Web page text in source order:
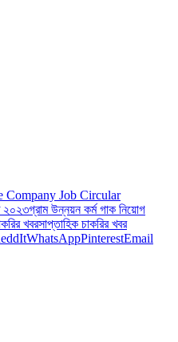
Company Job Circular
২০২৩গ্রাম উন্নয়ন কর্ম গাক নিয়োগ
খবরসাপ্তাহিক চাকরির খবর
WhatsAppPinterestEmail